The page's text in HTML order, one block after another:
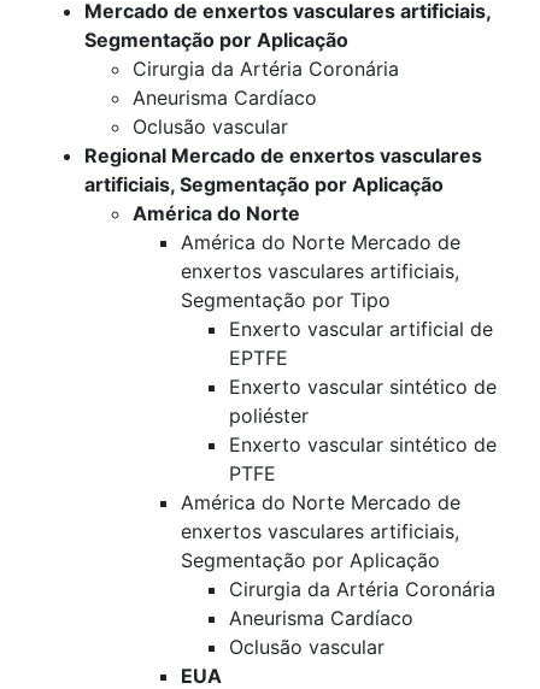
Mercado de enxertos vasculares artificiais,
Segmentação por Aplicação
Cirurgia da Artéria Coronária
Aneurisma Cardíaco
Oclusão vascular
Regional Mercado de enxertos vasculares
artificiais, Segmentação por Aplicação
América do Norte
América do Norte Mercado de
enxertos vasculares artificiais,
Segmentação por Tipo
Enxerto vascular artificial de
EPTFE
Enxerto vascular sintético de
poliéster
Enxerto vascular sintético de
PTFE
América do Norte Mercado de
enxertos vasculares artificiais,
Segmentação por Aplicação
Cirurgia da Artéria Coronária
Aneurisma Cardíaco
Oclusão vascular
EUA